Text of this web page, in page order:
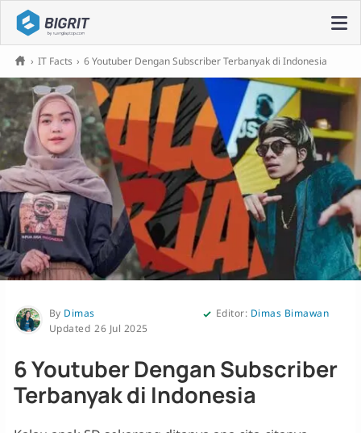
› IT Facts › 6 Youtuber Dengan Subscriber Terbanyak di Indonesia
By Dimas
26 Jul 2025
Editor: Dimas Bimawan
6 Youtuber Dengan Subscriber
Terbanyak di Indonesia